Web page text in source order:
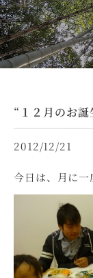
“１２月のお
2012/12/21
今日は、月に一